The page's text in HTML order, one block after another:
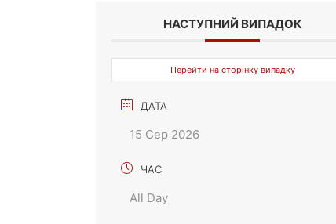
НАСТУПНИЙ ВИПАДОК
Перейти на сторінку випадку
ДАТА
15 Сер 2026
ЧАС
All Day